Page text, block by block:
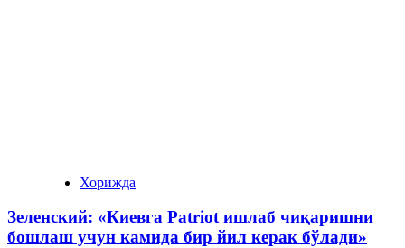
Хорижда
Зеленский: «Киевга Patriot ишлаб чиқаришни
бошлаш учун камида бир йил керак бўлади»